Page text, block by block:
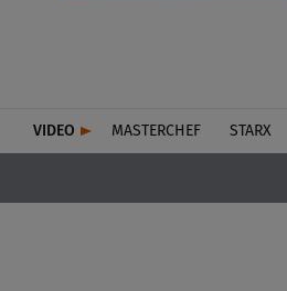
VIDEO MASTERCHEF STARX